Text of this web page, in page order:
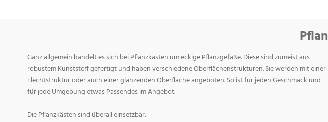
Ganz allgemein handelt es sich bei Pflanzkästen um eckige Pflanzgefäße. Diese sind zumeist aus
robustem Kunststoff gefertigt und haben verschiedene Oberflächenstrukturen. Sie werden mit einer
Flechtstruktur oder auch einer glänzenden Oberfläche angeboten. So ist für jeden Geschmack und
für jede Umgebung etwas Passendes im Angebot.
Die Pflanzkästen sind überall einsetzbar: